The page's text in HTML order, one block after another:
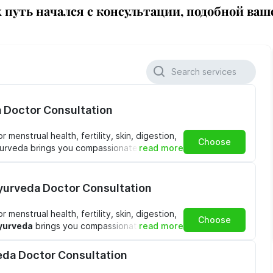
начался с консультации, подобной